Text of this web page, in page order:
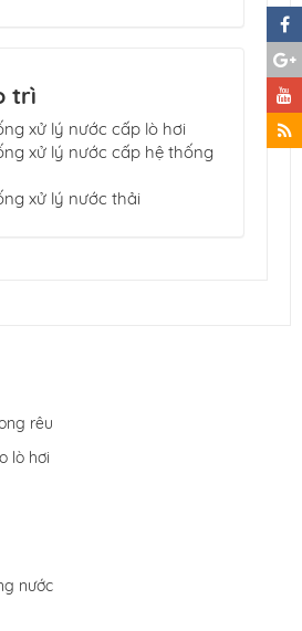
trì
xử lý nước cấp lò hơi
xử lý nước cấp hệ thống
xử lý nước thải
rêu
lò hơi
nước